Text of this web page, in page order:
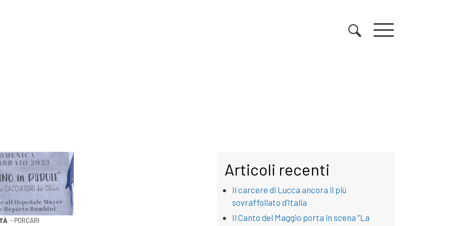
- PORCARI
Articoli recenti
Il carcere di Lucca ancora il più
sovraffollato d’Italia
Il Canto del Maggio porta in scena “La